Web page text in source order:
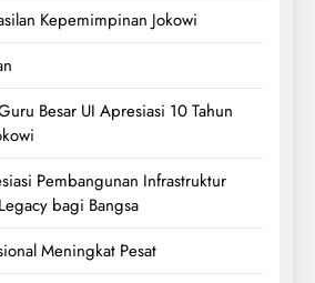
Kepemimpinan Jokowi
Besar UI Apresiasi 10 Tahun
Pembangunan Infrastruktur
bagi Bangsa
Meningkat Pesat